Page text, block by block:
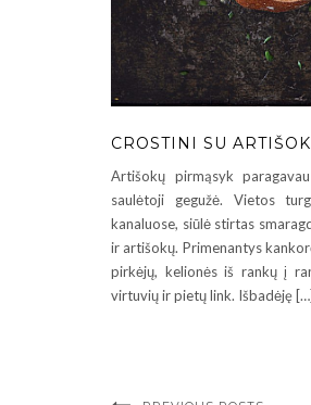
CROSTINI SU
Artišokų pirmąsyk
saulėtoji gegužė. Vietos
kanaluose, siūlė stirtas
ir artišokų. Primenantys
pirkėjų, kelionės iš rankų į
virtuvių ir pietų link. Išbadėję […]